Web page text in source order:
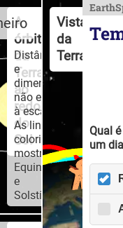
A
órbita
da
Terra
ao
redor
do
Sol
Distâncias
e
dimensões
não estão
à escala
As linhas
coloridas
mostram
Equinócios
e
Solstícios.
Vista
da
Terra
Qual
um